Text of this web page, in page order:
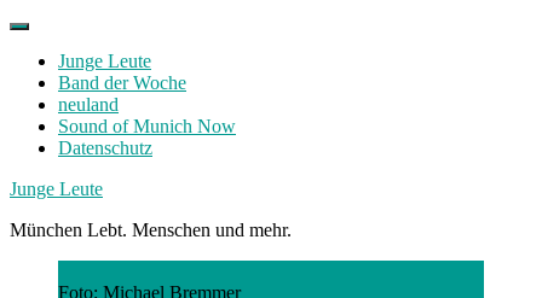
Skip
contentJunge Leute
Band der Woche
neuland
Sound of Munich Now
Datenschutz
Facebook
Twitter
Instagram
Junge Leute
München Lebt. Menschen und mehr.
Foto: Michael Bremmer